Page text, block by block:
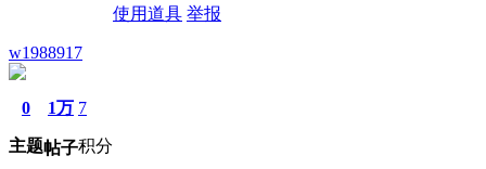
使用道具 举报
w1988917
0
主题
1万
帖子
7
积分